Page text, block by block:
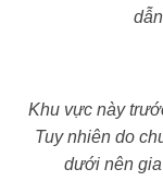
Khu vực này
Tuy nhiên do
dưới nên